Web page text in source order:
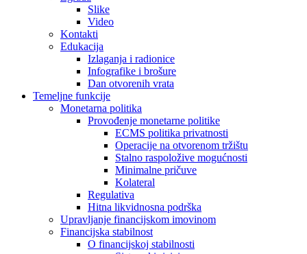
Slike
Video
Kontakti
Edukacija
Izlaganja i radionice
Infografike i brošure
Dan otvorenih vrata
Temeljne funkcije
Monetarna politika
Provođenje monetarne politike
ECMS politika privatnosti
Operacije na otvorenom tržištu
Stalno raspoložive mogućnosti
Minimalne pričuve
Kolateral
Regulativa
Hitna likvidnosna podrška
Upravljanje financijskom imovinom
Financijska stabilnost
O financijskoj stabilnosti